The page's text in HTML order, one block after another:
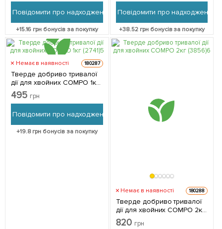
Повідомити про надходження
+15.16 грн бонусів за покупку
Повідомити про надходження
+38.52грн бонусів за покупку
Немає в наявності 180287
Тверде добриво тривалої
дії для хвойних COMPO 1кг
(2741)
495 грн
Повідомити про надходження
+19.8грн бонусів за покупку
Немає в наявності 180288
Тверде добриво тривалої
дії для хвойних COMPO 2кг
(3856)
820 грн